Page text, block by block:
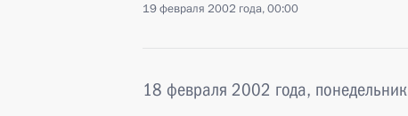
19 февраля 2002 года, 00:00
18 февраля 2002 года, понедельник